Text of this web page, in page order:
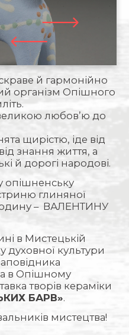
й гармонійно
організм Опішного
великою любов’ю до
щирістю, іде від
знання життя, а
й дорогі народові.
опішненську
глиняної
– ВАЛЕНТИНУ
в Мистецькій
духовної культури
в Опішному
творів кераміки
БАРВ».
мистецтва!